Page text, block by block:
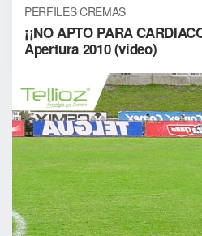
PERFILES CREMAS
¡¡NO APTO PARA
Apertura 2010 (video)